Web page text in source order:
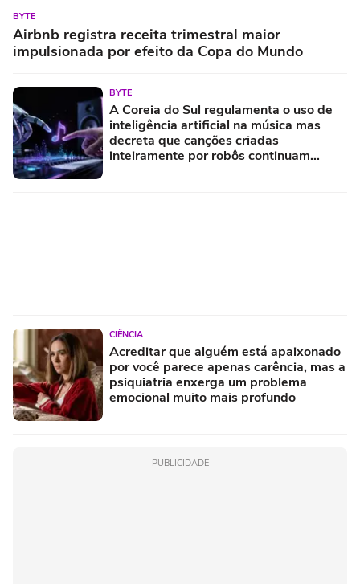
BYTE
Airbnb registra receita trimestral maior
impulsionada por efeito da Copa do Mundo
BYTE
A Coreia do Sul regulamenta o uso de
inteligência artificial na música mas
decreta que canções criadas
inteiramente por robôs continuam
CIÊNCIA
Acreditar que alguém está apaixonado
por você parece apenas carência, mas a
psiquiatria enxerga um problema
emocional muito mais profundo
PUBLICIDADE